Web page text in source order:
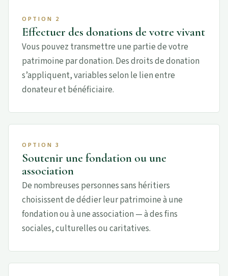
OPTION 2
Effectuer des donations de votre vivant
Vous pouvez transmettre une partie de votre
patrimoine par donation. Des droits de donation
s’appliquent, variables selon le lien entre
donateur et bénéficiaire.
OPTION 3
Soutenir une fondation ou une
association
De nombreuses personnes sans héritiers
choisissent de dédier leur patrimoine à une
fondation ou à une association — à des fins
sociales, culturelles ou caritatives.